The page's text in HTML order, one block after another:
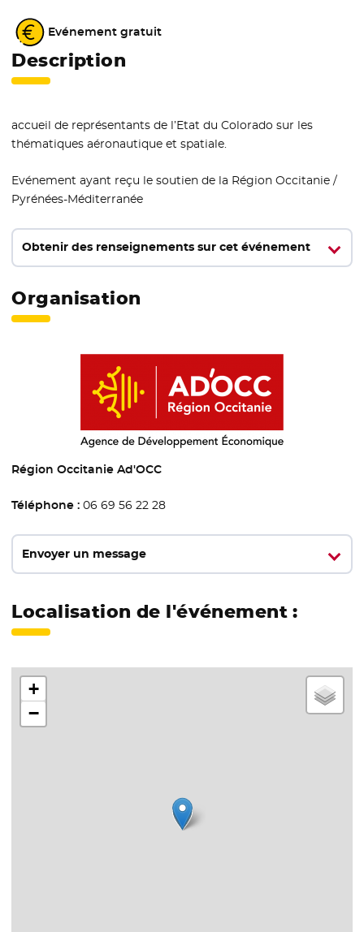
Evénement gratuit
Description
accueil de représentants de l’Etat du Colorado sur les
thématiques aéronautique et spatiale.
Evénement ayant reçu le soutien de la Région Occitanie /
Pyrénées-Méditerranée
Obtenir des renseignements sur cet événement
Organisation
Région Occitanie Ad'OCC
Téléphone : 06 69 56 22 28
Envoyer un message
Localisation de l'événement :
+
−